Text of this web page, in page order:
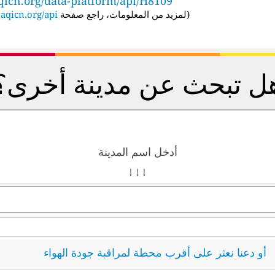
(لمزيد من المعلومات، راجع صفحة API: aqicn.org/api/
تبحث عن مدينة
أدخل اسم المدينة
↓ ↓ ↓
أو دعنا نعثر على أقرب محطة لمراقبة جودة الهواء